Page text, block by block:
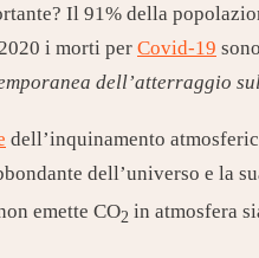
Il 91% della
i morti per Covid-19
dell’atterraggio
dell’inquinamento
dell’universo e la
emette CO2 in atmosfera